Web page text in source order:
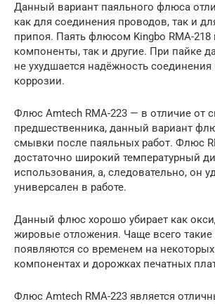
Данный вариант паяльного флюса
как для соединения проводов, так и
припоя. Паять флюсом Kingbo RMA-218
компоненты, так и другие. При пайке
не ухудшается надёжность соединения
коррозии.
Флюс Amtech RMA-223 — в отличие от
предшественника, данный вариант
смывки после паяльных работ. Флюс
достаточно широкий температурный
использования, а, следовательно, он
универсален в работе.
Данный флюс хорошо убирает как
жировые отложения. Чаще всего такие
появляются со временем на
компонентах и дорожках печатных
Флюс Amtech RMA-223 является